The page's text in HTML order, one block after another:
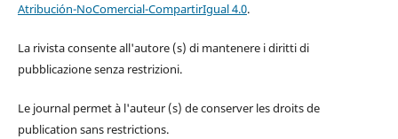
Atribución-NoComercial-CompartirIgual 4.0.
La rivista consente all'autore (s) di mantenere i diritti di
pubblicazione senza restrizioni.
Le journal permet à l'auteur (s) de conserver les droits de
publication sans restrictions.